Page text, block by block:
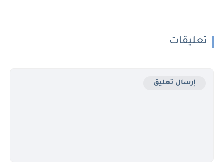
تعليقات
إرسال تعليق